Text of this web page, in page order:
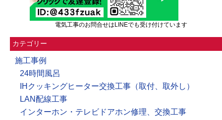
電気工事のお問合せはLINEでも受け付けています
カテゴリー
施工事例
24時間風呂
IHクッキングヒーター交換工事（取付、取外し）
LAN配線工事
インターホン・テレビドアホン修理、交換工事